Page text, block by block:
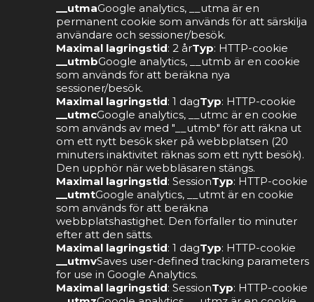
__utmaGoogle analytics, __utma är en
permanent cookie som används för att särskilja
användare och sessioner/besök.
Maximal lagringstid: 2 årTyp: HTTP-cookie
__utmbGoogle analytics, __utmb är en cookie
som används för att beräkna nya
sessioner/besök.
Maximal lagringstid: 1 dagTyp: HTTP-cookie
__utmcGoogle analytics, __utmc är en cookie
som används av med "__utmb" för att räkna ut
om ett nytt besök sker på webbplatsen (20
minuters inaktivitet räknas som ett nytt besök).
Den upphör när webbläsaren stängs.
Maximal lagringstid: SessionTyp: HTTP-cookie
__utmtGoogle analytics, __utmt är en cookie
som används för att beräkna
webbplatshastighet. Den förfaller tio minuter
efter att den sätts.
Maximal lagringstid: 1 dagTyp: HTTP-cookie
__utmvSaves user-defined tracking parameters
for use in Google Analytics.
Maximal lagringstid: SessionTyp: HTTP-cookie